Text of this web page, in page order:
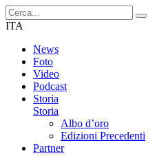
ITA
News
Foto
Video
Podcast
Storia
Storia
Albo d’oro
Edizioni Precedenti
Partner